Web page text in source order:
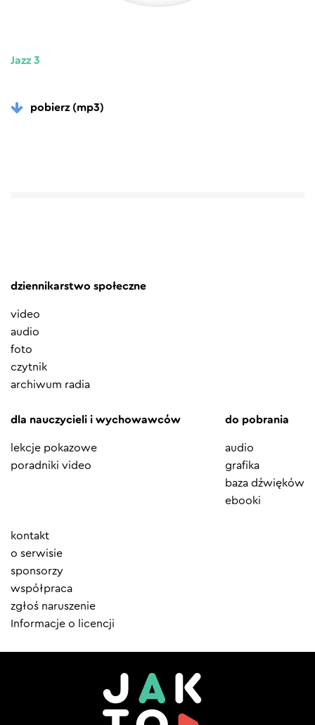
Jazz 3
pobierz (mp3)
dziennikarstwo społeczne
video
audio
foto
czytnik
archiwum radia
dla nauczycieli i wychowawców
lekcje pokazowe
poradniki video
do pobrania
audio
grafika
baza dźwięków
ebooki
Element
menu
kontakt
o serwisie
sponsorzy
współpraca
zgłoś naruszenie
Informacje o licencji